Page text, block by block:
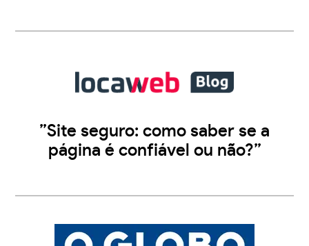
”Site seguro: como saber se a
página é confiável ou não?”